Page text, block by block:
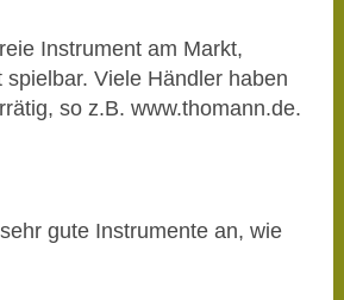
Instrument am Markt,
spielbar. Viele Händler haben
so z.B. www.thomann.de.
gute Instrumente an, wie